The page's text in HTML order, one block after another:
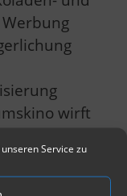
Service zu
wirft
Blick
und -